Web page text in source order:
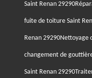
Saint Renan 29290
fuite de toiture Saint
Renan 29290Nettoyage
changement de
Saint Renan 29290